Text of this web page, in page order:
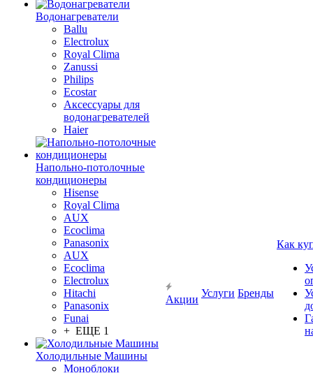
Водонагреватели
Ballu
Electrolux
Royal Clima
Zanussi
Philips
Ecostar
Аксессуары для
водонагревателей
Haier
Напольно-потолочные
кондиционеры
Hisense
Royal Clima
AUX
Ecoclima
Panasonix
AUX
Ecoclima
Electrolux
Hitachi
Panasonix
Funai
+ ЕЩЕ 1
Холодильные Машины
Моноблоки
Акции
Услуги Бренды
Как